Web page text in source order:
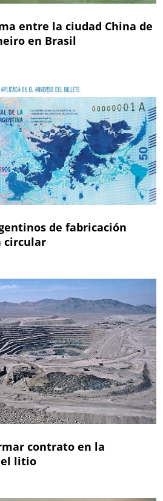
entre la ciudad China de
en Brasil
de fabricación
circular
contrato en la
litio